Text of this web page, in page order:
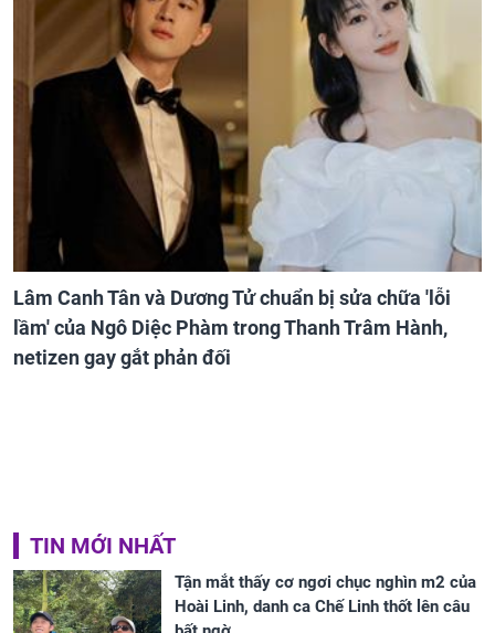
Lâm Canh Tân và Dương Tử chuẩn bị sửa chữa 'lỗi
lầm' của Ngô Diệc Phàm trong Thanh Trâm Hành,
netizen gay gắt phản đối
TIN MỚI NHẤT
Tận mắt thấy cơ ngơi chục nghìn m2 của
Hoài Linh, danh ca Chế Linh thốt lên câu